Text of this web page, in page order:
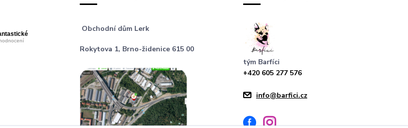
Obchodní dům Lerk
Rokytova 1, Brno-židenice 615 00
tým Barfíci
+420 605 277 576
info@barfici.cz